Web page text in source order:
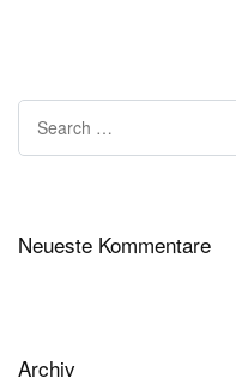
Neueste Kommentare
Archiv